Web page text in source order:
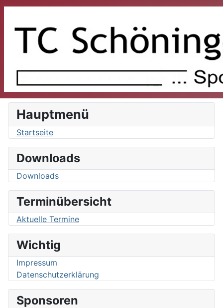
Hauptmenü
Startseite
Downloads
Downloads
Terminübersicht
Aktuelle Termine
Wichtig
Impressum
Datenschutzerklärung
Sponsoren